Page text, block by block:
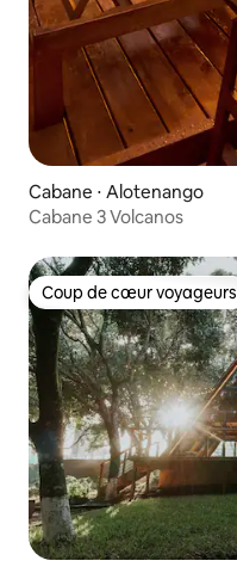
Cabane ⋅ Alotenango
Cabane 3 Volcanos
Coup de cœur voyageurs
Coup de cœur voyageurs